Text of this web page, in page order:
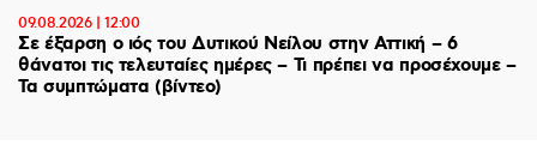
09.08.2026 | 12:00
Σε έξαρση ο ιός του Δυτικού Νείλου στην Αττική – 6
θάνατοι τις τελευταίες ημέρες – Τι πρέπει να προσέχουμε –
Τα συμπτώματα (βίντεο)